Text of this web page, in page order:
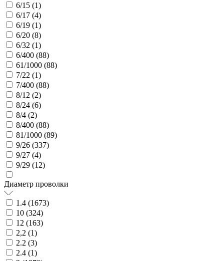
6/15 (1)
6/17 (4)
6/19 (1)
6/20 (8)
6/32 (1)
6/400 (88)
61/1000 (88)
7/22 (1)
7/400 (88)
8/12 (2)
8/24 (6)
8/4 (2)
8/400 (88)
81/1000 (89)
9/26 (337)
9/27 (4)
9/29 (12)
Диаметр проволки
1.4 (1673)
10 (324)
12 (163)
2,2 (1)
2.2 (3)
2.4 (1)